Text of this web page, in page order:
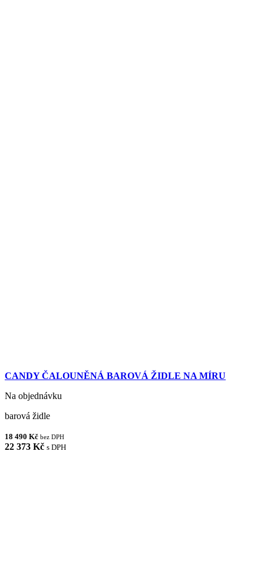
CANDY ČALOUNĚNÁ BAROVÁ ŽIDLE NA MÍRU
Na objednávku
barová židle
18 490 Kč bez DPH
22 373 Kč s DPH